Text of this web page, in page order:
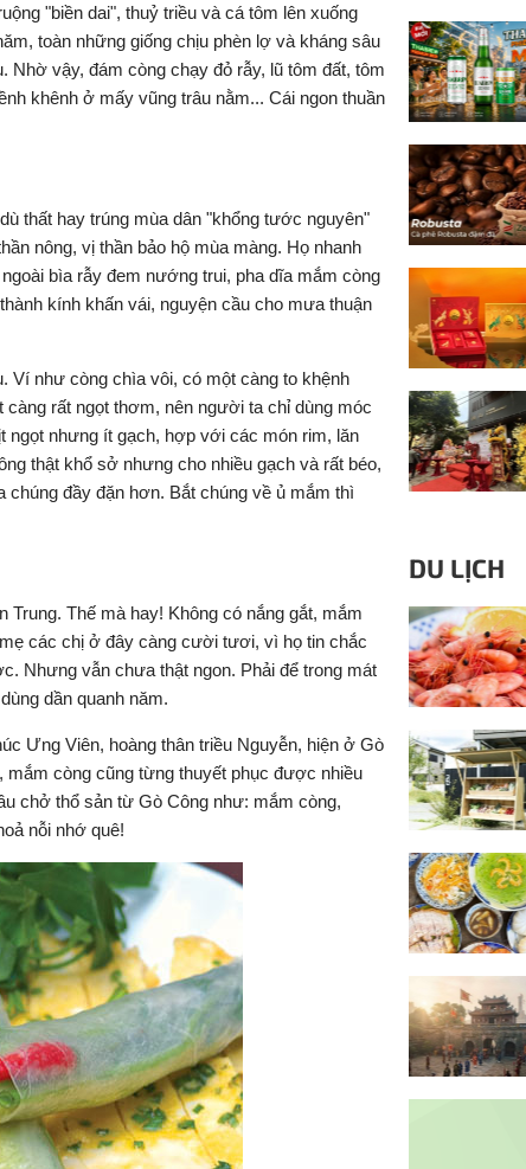
"biền dai", thuỷ triều và cá tôm lên xuống
toàn những giống chịu phèn lợ và kháng sâu
Nhờ vậy, đám còng chạy đỏ rẫy, lũ tôm đất, tôm
khênh ở mấy vũng trâu nằm... Cái ngon thuần
thất hay trúng mùa dân "khổng tước nguyên"
nông, vị thần bảo hộ mùa màng. Họ nhanh
bìa rẫy đem nướng trui, pha dĩa mắm còng
kính khấn vái, nguyện cầu cho mưa thuận
Ví như còng chìa vôi, có một càng to khệnh
rất ngọt thơm, nên người ta chỉ dùng móc
ngọt nhưng ít gạch, hợp với các món rim, lăn
thật khổ sở nhưng cho nhiều gạch và rất béo,
chúng đầy đặn hơn. Bắt chúng về ủ mắm thì
Thế mà hay! Không có nắng gắt, mắm
các chị ở đây càng cười tươi, vì họ tin chắc
Nhưng vẫn chưa thật ngon. Phải để trong mát
dần quanh năm.
Ưng Viên, hoàng thân triều Nguyễn, hiện ở Gò
còng cũng từng thuyết phục được nhiều
chở thổ sản từ Gò Công như: mắm còng,
nỗi nhớ quê!
DU LỊCH